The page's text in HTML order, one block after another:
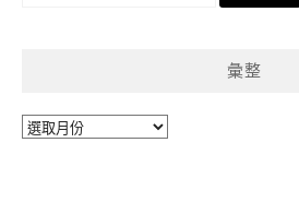
彙整
彙